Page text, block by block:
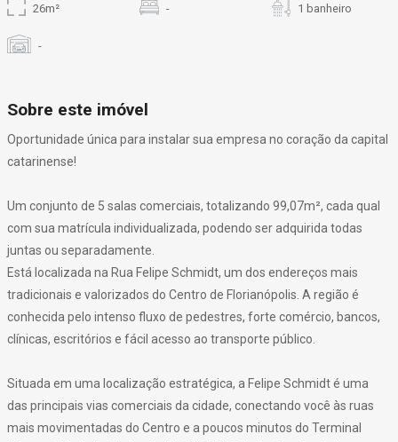
26m² - 1 banheiro
-
Sobre este imóvel
Oportunidade única para instalar sua empresa no coração da capital
catarinense!
Um conjunto de 5 salas comerciais, totalizando 99,07m², cada qual
com sua matrícula individualizada, podendo ser adquirida todas
juntas ou separadamente.
Está localizada na Rua Felipe Schmidt, um dos endereços mais
tradicionais e valorizados do Centro de Florianópolis. A região é
conhecida pelo intenso fluxo de pedestres, forte comércio, bancos,
clínicas, escritórios e fácil acesso ao transporte público.
Situada em uma localização estratégica, a Felipe Schmidt é uma
das principais vias comerciais da cidade, conectando você às ruas
mais movimentadas do Centro e a poucos minutos do Terminal